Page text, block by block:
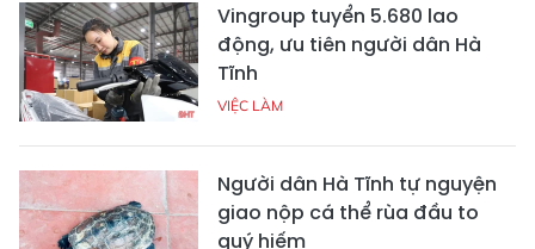
Vingroup tuyển 5.680 lao
động, ưu tiên người dân Hà
Tĩnh
VIỆC LÀM
Người dân Hà Tĩnh tự nguyện
giao nộp cá thể rùa đầu to
quý hiếm